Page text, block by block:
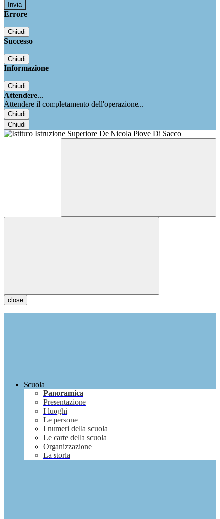
Errore
Chiudi
Successo
Chiudi
Informazione
Chiudi
Attendere...
Attendere il completamento dell'operazione...
Chiudi
Chiudi
close
Scuola
Panoramica
Presentazione
I luoghi
Le persone
I numeri della scuola
Le carte della scuola
Organizzazione
La storia